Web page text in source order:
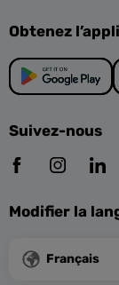
Obtenez
Suivez-nous
Modifier la
Français